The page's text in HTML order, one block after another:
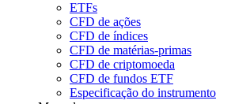
ETFs
CFD de ações
CFD de índices
CFD de matérias-primas
CFD de criptomoeda
CFD de fundos ETF
Especificação do instrumento